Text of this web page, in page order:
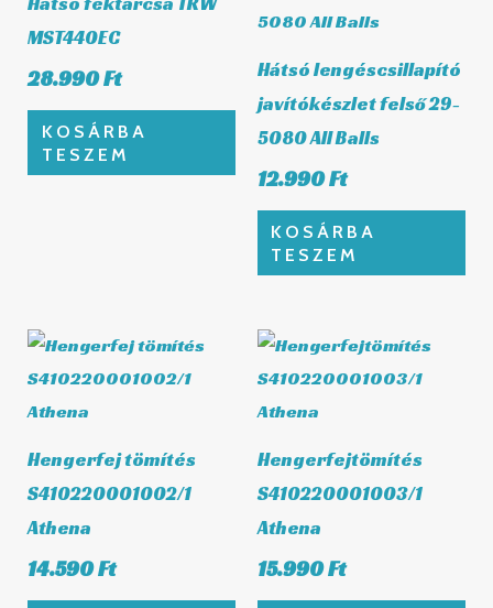
MST440EC
28.990Ft
KOSÁRBA
TESZEM
Hátsó lengéscsillapító
javítókészlet felső 29-
5080 All Balls
12.990Ft
KOSÁRBA
TESZEM
Hengerfej tömítés
S410220001002/1
Athena
14.590Ft
Hengerfejtömítés
S410220001003/1
Athena
15.990Ft